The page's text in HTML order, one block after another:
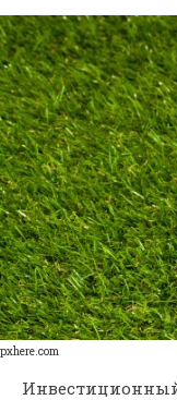
pxhere.com